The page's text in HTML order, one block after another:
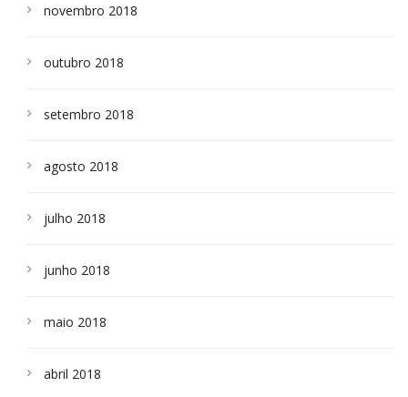
novembro 2018
outubro 2018
setembro 2018
agosto 2018
julho 2018
junho 2018
maio 2018
abril 2018